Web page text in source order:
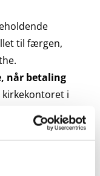
til færgen,
når betaling
i
konto